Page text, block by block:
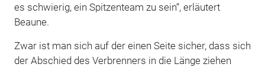
es schwierig, ein Spitzenteam zu sein“, erläutert
Beaune.
Zwar ist man sich auf der einen Seite sicher, dass sich
der Abschied des Verbrenners in die Länge ziehen